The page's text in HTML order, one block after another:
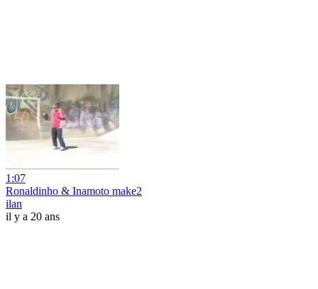
1:07
Ronaldinho & Inamoto make2
ilan
il y a 20 ans